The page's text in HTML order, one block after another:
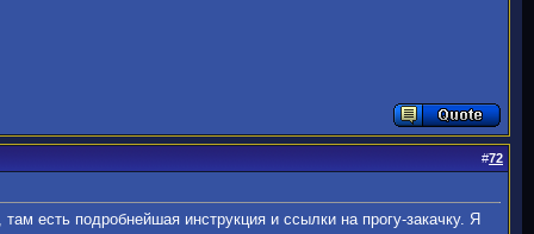
#72
есть подробнейшая инструкция и ссылки на прогу-закачку. Я